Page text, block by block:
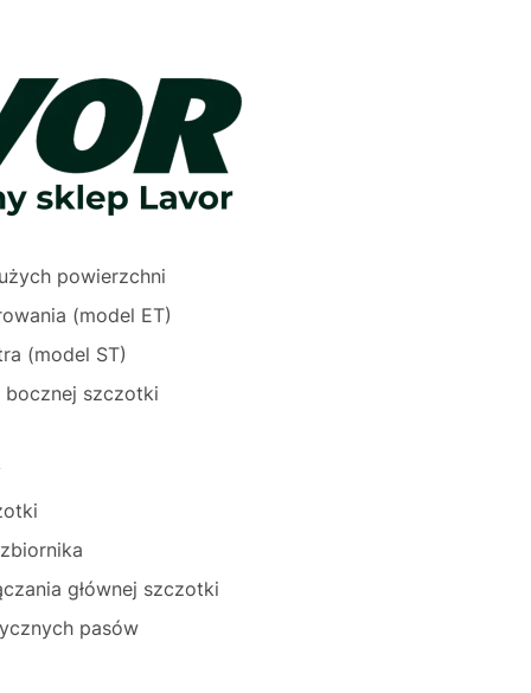
powierzchni
(model ET)
(model ST)
bocznej szczotki
głównej szczotki
pasów